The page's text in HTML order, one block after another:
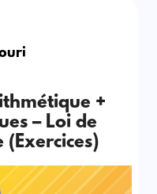
+
– Loi de